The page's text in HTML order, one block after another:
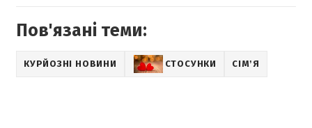
Пов'язані теми:
КУРЙОЗНІ НОВИНИ СТОСУНКИ СІМʼЯ